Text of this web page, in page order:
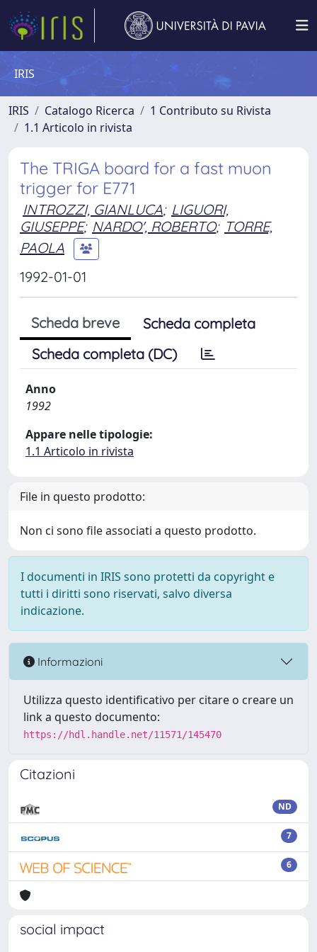
IRIS
IRIS Catalogo Ricerca
1 Contributo su Rivista
1.1 Articolo in rivista
The TRIGA board for a fast muon
trigger for E771
INTROZZI, GIANLUCA; LIGUORI,
GIUSEPPE; NARDO', ROBERTO; TORRE,
PAOLA
1992-01-01
Scheda breve
Scheda completa
Scheda completa (DC)
Anno
1992
Appare nelle tipologie:
1.1 Articolo in rivista
File in questo prodotto:
Non ci sono file associati a questo prodotto.
I documenti in IRIS sono protetti da copyright e
tutti i diritti sono riservati, salvo diversa
indicazione.
Informazioni
Utilizza questo identificativo per citare o creare un
link a questo documento:
https://hdl.handle.net/11571/145470
Citazioni
ND
7
6
social impact